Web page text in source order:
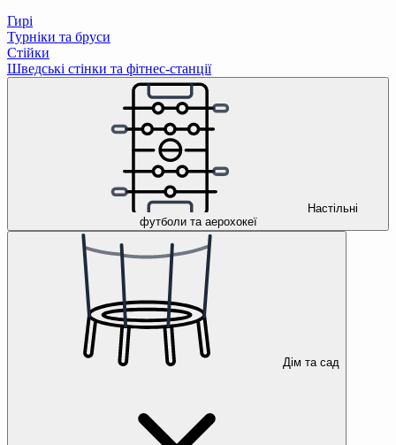
Гирі
Турніки та бруси
Стійки
Шведські стінки та фітнес-станції
Настільні
футболи та аерохокеї
Дім та сад